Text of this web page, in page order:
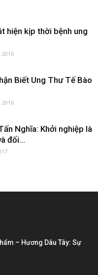
hiện kịp thời bệnh ung
Biết Ung Thư Tế Bào
Nghĩa: Khởi nghiệp là
đối...
– Hương Dâu Tây: Sự